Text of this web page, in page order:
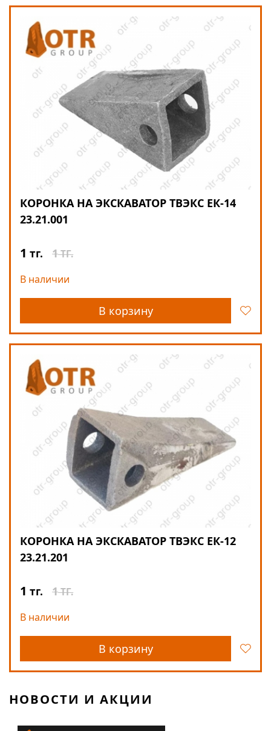
КОРОНКА НА ЭКСКАВАТОР ТВЭКС ЕК-14
23.21.001
1 тг. 1ТГ.
В корзину
В наличии
КОРОНКА НА ЭКСКАВАТОР ТВЭКС ЕК-12
23.21.201
1 тг. 1ТГ.
В корзину
В наличии
НОВОСТИ И АКЦИИ